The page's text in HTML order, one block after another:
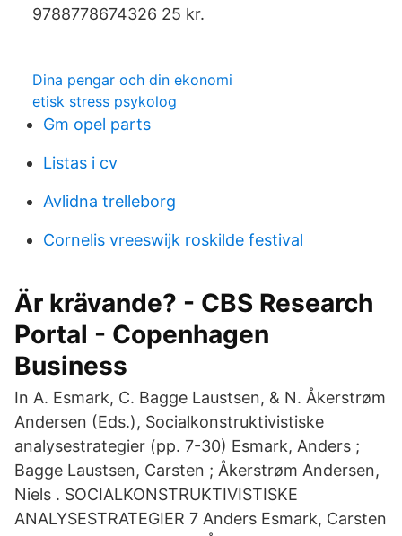
9788778674326 25 kr.
Dina pengar och din ekonomi
etisk stress psykolog
Gm opel parts
Listas i cv
Avlidna trelleborg
Cornelis vreeswijk roskilde festival
Är krävande? - CBS Research
Portal - Copenhagen
Business
In A. Esmark, C. Bagge Laustsen, & N. Åkerstrøm
Andersen (Eds.), Socialkonstruktivistiske
analysestrategier (pp. 7-30) Esmark, Anders ;
Bagge Laustsen, Carsten ; Åkerstrøm Andersen,
Niels . SOCIALKONSTRUKTIVISTISKE
ANALYSESTRATEGIER 7 Anders Esmark, Carsten